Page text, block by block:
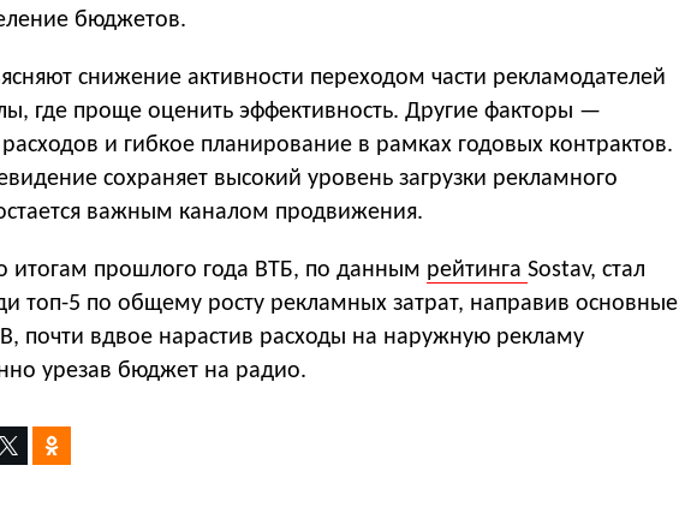
бюджетов.
снижение активности переходом части рекламодателей
где проще оценить эффективность. Другие факторы —
и гибкое планирование в рамках годовых контрактов.
сохраняет высокий уровень загрузки рекламного
важным каналом продвижения.
итогам прошлого года ВТБ, по данным рейтинга Sostav, стал
топ-5 по общему росту рекламных затрат, направив основные
почти вдвое нарастив расходы на наружную рекламу
урезав бюджет на радио.